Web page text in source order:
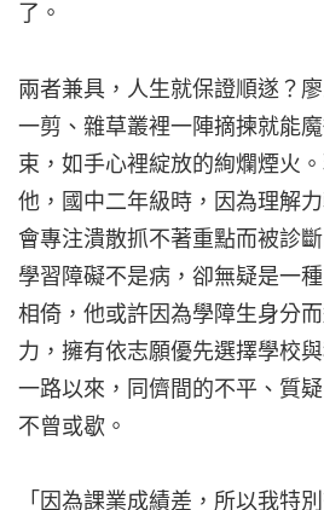
了。
兩者兼具，人生就保證順遂？
一剪、雜草叢裡一陣摘揀就能
束，如手心裡綻放的絢爛煙火
他，國中二年級時，因為理解
會專注潰散抓不著重點而被診
學習障礙不是病，卻無疑是一
相倚，他或許因為學障生身分
力，擁有依志願優先選擇學校
一路以來，同儕間的不平、質
不曾或歇。
「因為課業成績差，所以我特